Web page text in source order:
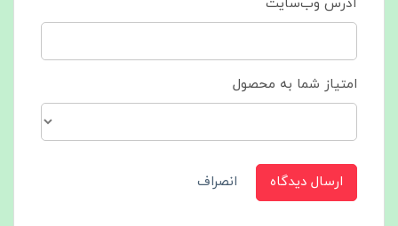
آدرس وب‌سایت
امتیاز شما به محصول
ارسال دیدگاه انصراف